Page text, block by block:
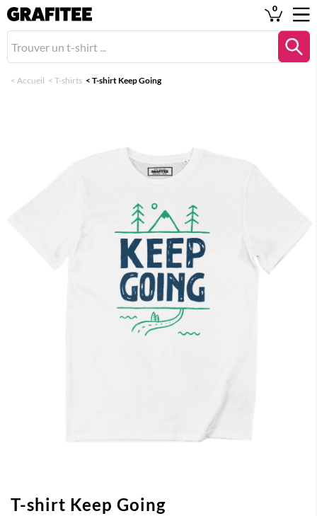
0
< Accueil < T-shirts < T-shirt Keep Going
T-shirt Keep Going